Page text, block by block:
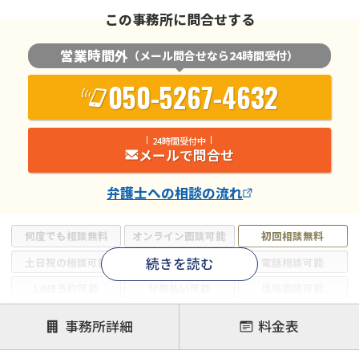
何度でも相談無料 オンライン面談可能
初回相談無料
土日祝の相談可能
19時以降電話可能
電話相談可能
続きを読む
この事務所に問合せする
営業時間外 （メール問合せなら24時間受付）
050-5267-4632
24時間受付中
メールで問合せ
弁護士への相談の流れ
事務所詳細 料金表